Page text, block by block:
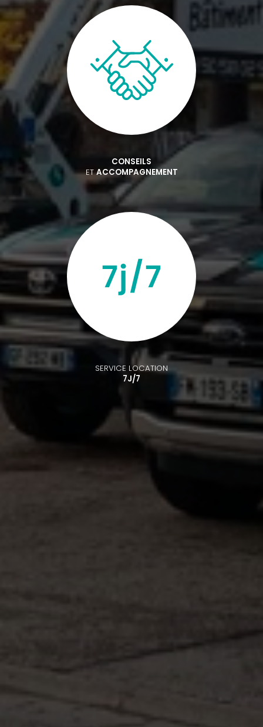
CONSEILS
ETACCOMPAGNEMENT
SERVICE LOCATION
7J/7